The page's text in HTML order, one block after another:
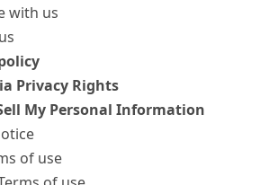
with us
Privacy Rights
My Personal Information
of use